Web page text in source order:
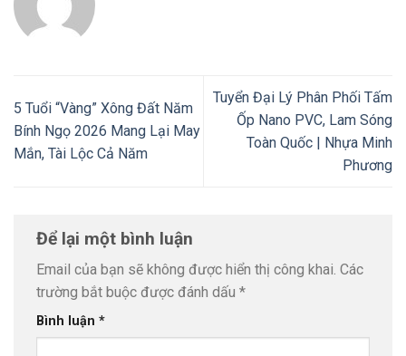
5 Tuổi “Vàng” Xông Đất Năm
Bính Ngọ 2026 Mang Lại May
Mắn, Tài Lộc Cả Năm
Tuyển Đại Lý Phân Phối Tấm
Ốp Nano PVC, Lam Sóng
Toàn Quốc | Nhựa Minh
Phương
Để lại một bình luận
Email của bạn sẽ không được hiển thị công khai. Các
trường bắt buộc được đánh dấu *
Bình luận *